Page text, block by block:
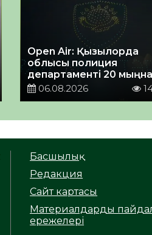
Open Air: Қызылорда
облысы полиция
департаменті 20
астам көрерменнің
06.08.2026
Басшылық
Редакция
Сайт картасы
Материалдарды
ережелері